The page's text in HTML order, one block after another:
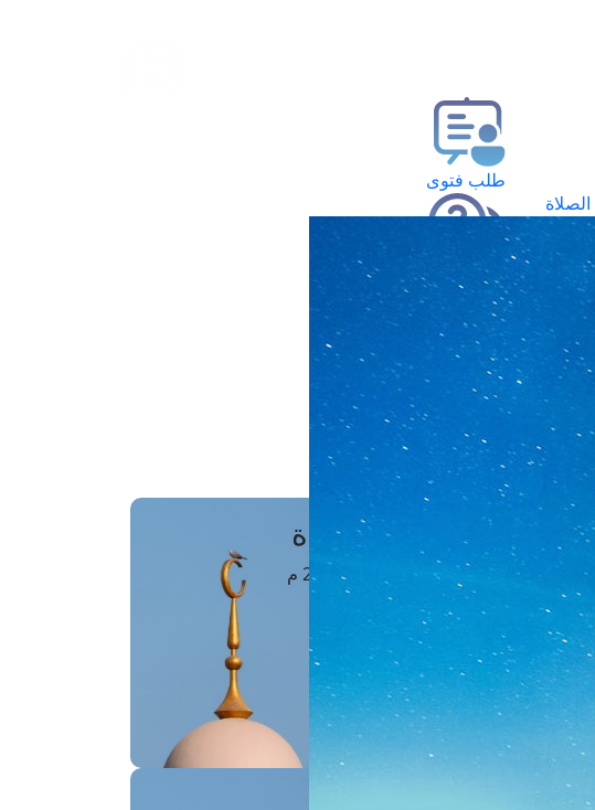
الصلاة
طلب فتوى
استعلام عن فتوى
حجز موعد
الفتوى الهاتفية
مَواقِيتُ الصَّـــلاة
القاهرة · 08 أغسطس 2026 م
الفجر
الشروق
6 :18
1 : 1